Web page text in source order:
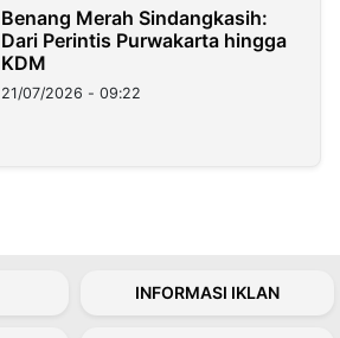
Benang Merah Sindangkasih:
Dari Perintis Purwakarta hingga
KDM
21/07/2026 - 09:22
INFORMASI IKLAN